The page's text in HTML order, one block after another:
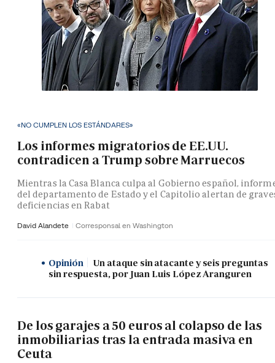
«NO CUMPLEN LOS ESTÁNDARES»
Los informes migratorios de EE.UU.
contradicen a Trump sobre Marruecos
Mientras la Casa Blanca culpa al Gobierno español,
del departamento de Estado y el Capitolio alertan de
deficiencias en Rabat
David Alandete Corresponsal en Washington
Opinión
Un ataque sin atacante y seis preguntas
sin respuesta, por Juan Luis López Aranguren
De los garajes a 50 euros al colapso de las
inmobiliarias tras la entrada masiva en
Ceuta